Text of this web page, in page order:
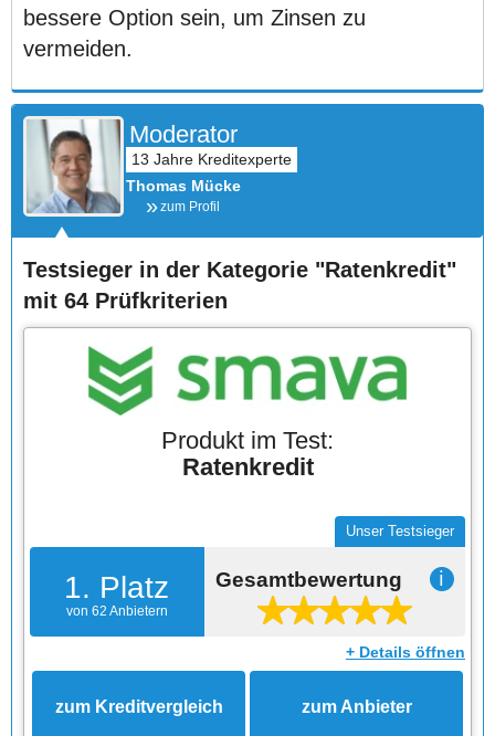
bessere Option sein, um Zinsen zu
vermeiden.
Moderator
Thomas Mücke
zum Profil
Testsieger in der Kategorie "Ratenkredit"
mit 64 Prüfkriterien
Produkt im Test:
Ratenkredit
1. Platz
von 62 Anbietern
Unser Testsieger
Gesamtbewertung ℹ
+ Details öffnen
zum Kreditvergleich zum Anbieter